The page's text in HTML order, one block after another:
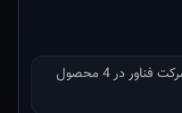
تایید شرکت به عنوان یک شرکت فناور در 4 محصول